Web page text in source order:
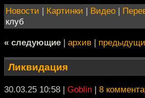
Новости | Картинки | Видео |
клуб
« следующие | архив |
Ликвидация
30.03.25 10:58 | Goblin | 8